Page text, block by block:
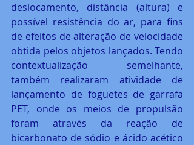
deslocamento, distância (altura) e
possível resistência do ar, para fins
de efeitos de alteração de velocidade
obtida pelos objetos lançados. Tendo
contextualização semelhante,
também realizaram atividade de
lançamento de foguetes de garrafa
PET, onde os meios de propulsão
foram através da reação de
bicarbonato de sódio e ácido acético